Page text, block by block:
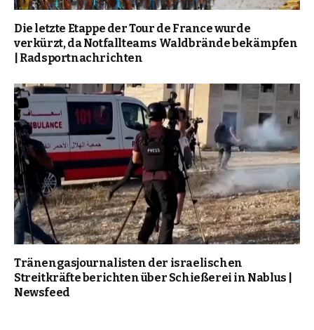
Die letzte Etappe der Tour de France wurde
verkürzt, da Notfallteams Waldbrände bekämpfen
| Radsportnachrichten
Tränengasjournalisten der israelischen
Streitkräfte berichten über Schießerei in Nablus |
Newsfeed